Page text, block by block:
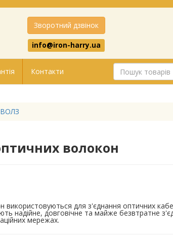
Зворотний дзвінок
info@iron-harry.ua
Контакти
ВОЛЗ
волокон
для з'єднання оптичних
надійне, довговічне та майже безвтратне
мережах.